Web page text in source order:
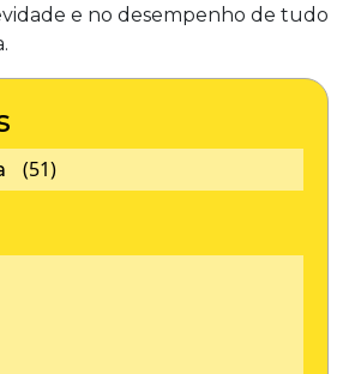
e no desempenho de tudo
(51)